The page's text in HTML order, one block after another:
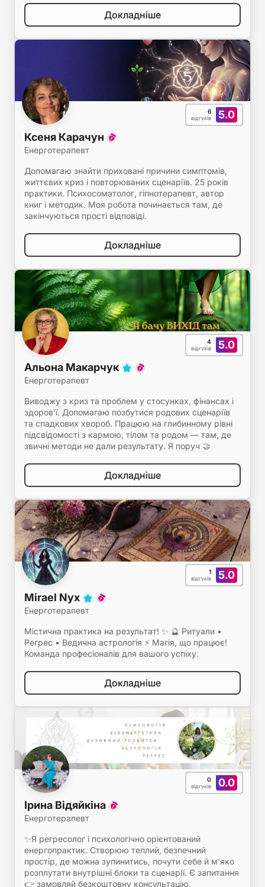
Докладніше
5.0
6
відгуків
Ксеня Карачун
Енерготерапевт
Допомагаю знайти приховані причини симптомів,
життєвих криз і повторюваних сценаріїв. 25 років
практики. Психосоматолог, гіпнотерапевт, автор
книг і методик. Моя робота починається там, де
закінчуються прості відповіді.
Докладніше
5.0
4
відгуків
Альона Макарчук
Енерготерапевт
Виводжу з криз та проблем у стосунках, фінансах і
здоров'ї. Допомагаю позбутися родових сценаріїв
та спадкових хвороб. Працюю на глибинному рівні
підсвідомості з кармою, тілом та родом — там, де
звичні методи не дали результату. Я поруч 🤝
Докладніше
5.0
1
відгуків
Mirael Nyx
Енерготерапевт
Містична практика на результат! ✨ 🔮 Ритуали •
Регрес • Ведична астрологія ⚡ Магія, що працює!
Команда професіоналів для вашого успіху.
Докладніше
0.0
0
відгуків
Ірина Відяйкіна
Енерготерапевт
✨Я регресолог і психологічно орієнтований
енергопрактик. Створюю теплий, безпечний
простір, де можна зупинитись, почути себе й м’яко
розплутати внутрішні блоки та сценарії. Є запитання
👉 замовляй безкоштовну консультацію,